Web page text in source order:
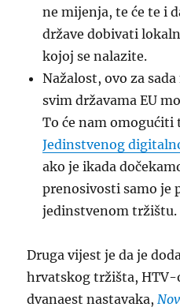
ne mijenja, te će te i
države dobivati
kojoj se nalazite.
Nažalost, ovo za
svim državama EU
To će nam omogućiti
Jedinstvenog
ako je ikada
prenosivosti samo je
jedinstvenom tržištu.
Druga vijest je da je
hrvatskog tržišta, HTV-
dvanaest nastavaka,